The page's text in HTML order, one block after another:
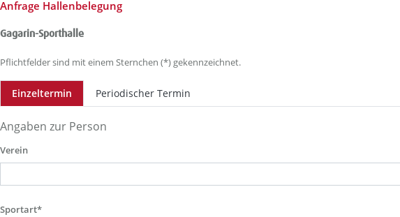
Anfrage Hallenbelegung
Gagarin-Sporthalle
Pflichtfelder sind mit einem Sternchen (*) gekennzeichnet.
Einzeltermin Periodischer Termin
Angaben zur Person
Verein
Sportart*